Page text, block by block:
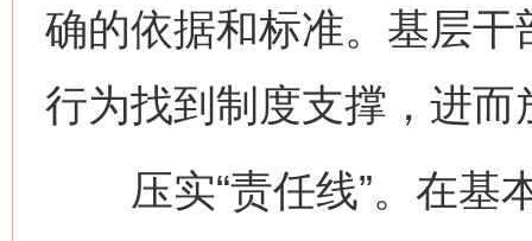
确的依据和标准。基层
行为找到制度支撑，进
压实“责任线”。在基